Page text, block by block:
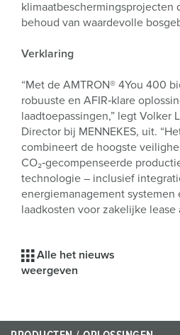
klimaatbeschermingsprojecten
behoud van waardevolle
Verklaring
“Met de AMTRON® 4You 400
robuuste en AFIR‑klare
laadtoepassingen,” legt Volker
Director bij MENNEKES, uit.
combineert de hoogste
CO₂‑gecompenseerde
technologie – inclusief
energiemanagement systemen
laadkosten voor zakelijke lease
Alle het nieuws
weergeven